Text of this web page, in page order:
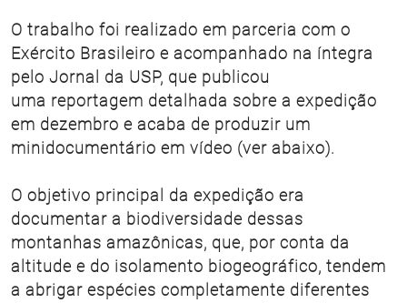
O trabalho foi realizado em parceria com o
Exército Brasileiro e acompanhado na íntegra
pelo Jornal da USP, que publicou
uma reportagem detalhada sobre a expedição
em dezembro e acaba de produzir um
minidocumentário em vídeo (ver abaixo).
O objetivo principal da expedição era
documentar a biodiversidade dessas
montanhas amazônicas, que, por conta da
altitude e do isolamento biogeográfico, tendem
a abrigar espécies completamente diferentes